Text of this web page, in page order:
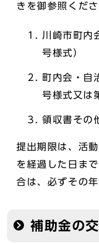
きを御参照くださ
川崎市町内
号様式）
町内会・自
号様式又は
領収書その
提出期限は、活
を経過した日ま
合は、必ずその
補助金の